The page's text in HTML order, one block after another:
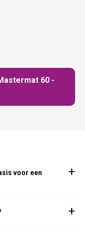
60 -
voor een